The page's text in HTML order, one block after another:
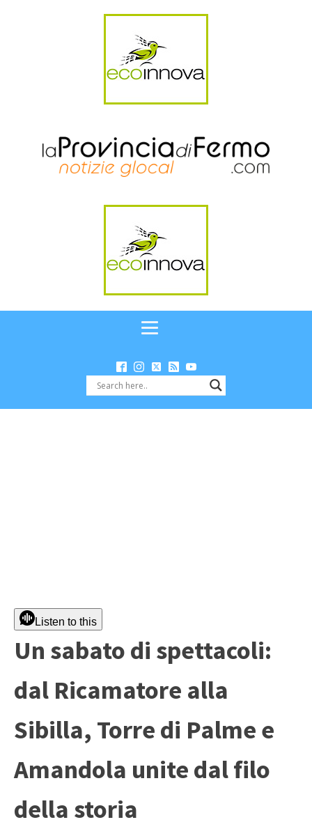
Listen to this
Un sabato di spettacoli:
dal Ricamatore alla
Sibilla, Torre di Palme e
Amandola unite dal filo
della storia